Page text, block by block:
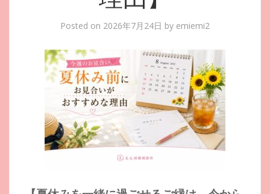
Posted on 2026年7月24日 by emiemi2